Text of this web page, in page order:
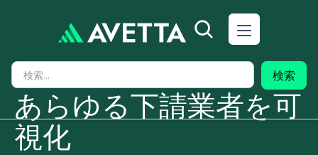
あらゆる下請業者を可
視化